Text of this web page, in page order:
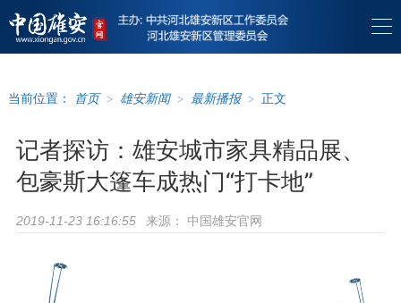
当前位置： 首页 > 雄安新闻 > 最新播报 > 正文
记者探访：雄安城市家具精品展、
包豪斯大篷车成热门“打卡地”
2019-11-23 16:16:55 来源： 中国雄安官网